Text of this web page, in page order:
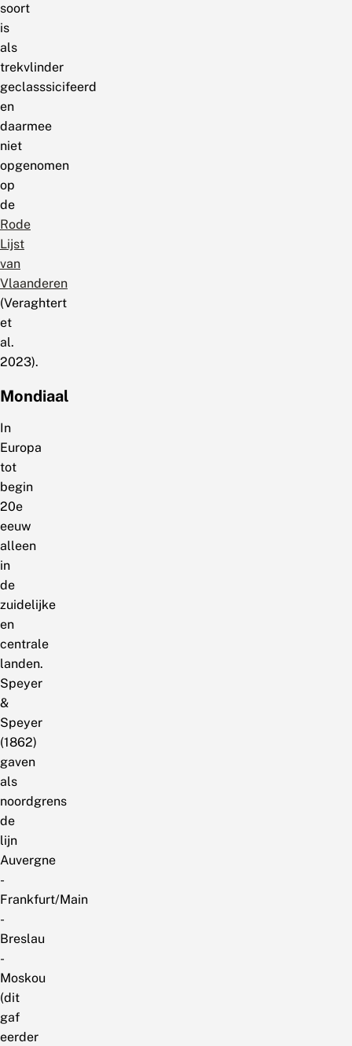
soort
is
als
trekvlinder
geclasssicifeerd
en
daarmee
niet
opgenomen
op
de
Rode
Lijst
van
Vlaanderen
(Veraghtert
et
al.
2023).
Mondiaal
In
Europa
tot
begin
20e
eeuw
alleen
in
de
zuidelijke
en
centrale
landen.
Speyer
&
Speyer
(1862)
gaven
als
noordgrens
de
lijn
Auvergne
-
Frankfurt/Main
-
Breslau
-
Moskou
(dit
gaf
eerder